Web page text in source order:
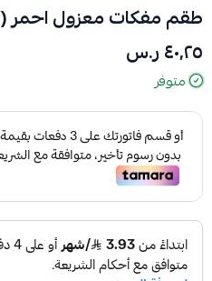
طقم مفكات معزول احمر (7 قطع)
٤٠٫٢٥ ر.س
متوفر